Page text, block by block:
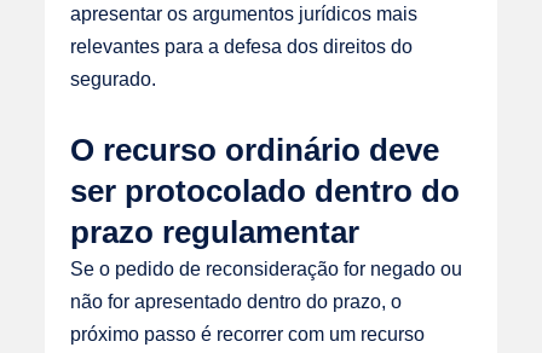
apresentar os argumentos jurídicos mais
relevantes para a defesa dos direitos do
segurado.
O recurso ordinário deve
ser protocolado dentro do
prazo regulamentar
Se o pedido de reconsideração for negado ou
não for apresentado dentro do prazo, o
próximo passo é recorrer com um recurso